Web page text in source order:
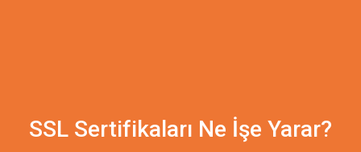
SSL Sertifikaları Ne İşe Yarar?